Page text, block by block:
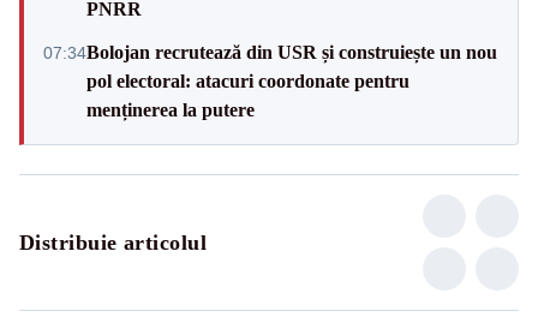
PNRR
07:34Bolojan recrutează din USR și construiește un nou
pol electoral: atacuri coordonate pentru
menținerea la putere
Distribuie articolul